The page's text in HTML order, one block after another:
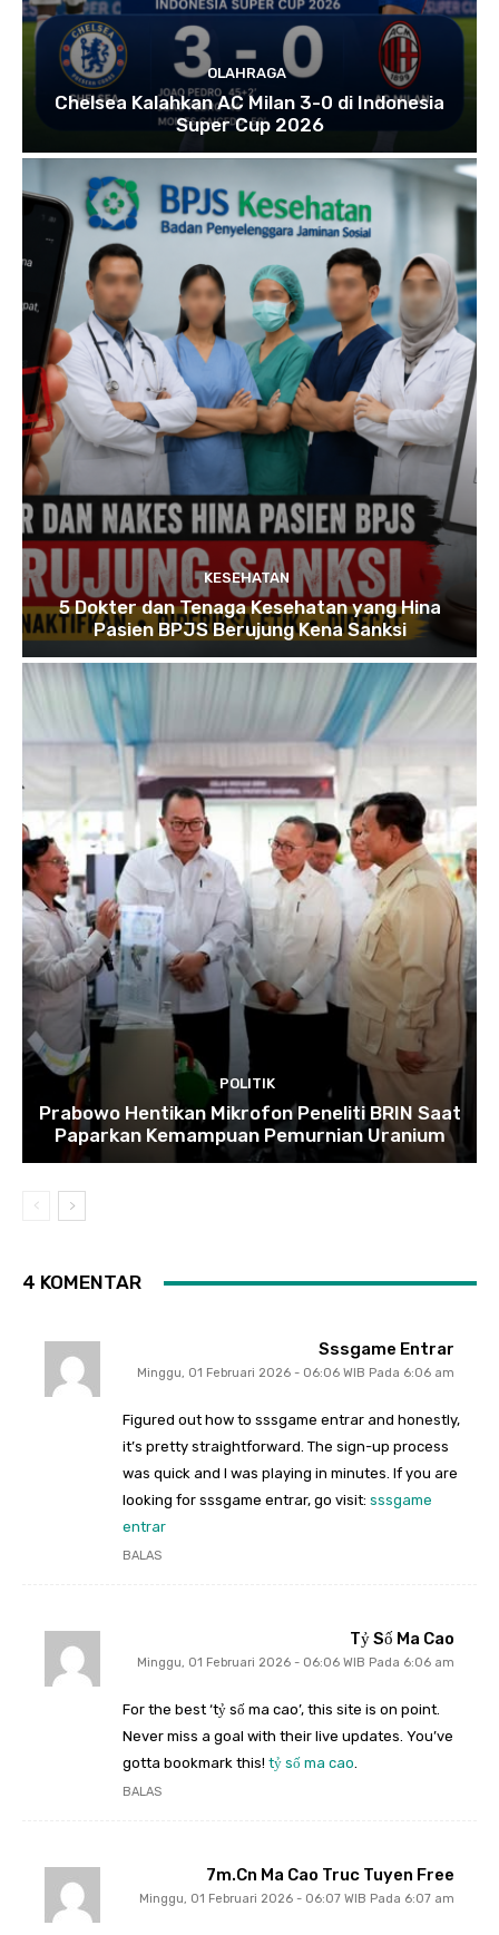
OLAHRAGA
Chelsea Kalahkan AC Milan 3-0 di Indonesia
Super Cup 2026
KESEHATAN
5 Dokter dan Tenaga Kesehatan yang Hina
Pasien BPJS Berujung Kena Sanksi
POLITIK
Prabowo Hentikan Mikrofon Peneliti BRIN Saat
Paparkan Kemampuan Pemurnian Uranium
4 KOMENTAR
Sssgame Entrar
Minggu, 01 Februari 2026 - 06:06 WIB Pada 6:06 am
Figured out how to sssgame entrar and honestly,
it’s pretty straightforward. The sign-up process
was quick and I was playing in minutes. If you are
looking for sssgame entrar, go visit: sssgame
entrar
BALAS
Tỷ Số Ma Cao
Minggu, 01 Februari 2026 - 06:06 WIB Pada 6:06 am
For the best ‘tỷ số ma cao’, this site is on point.
Never miss a goal with their live updates. You’ve
gotta bookmark this! tỷ số ma cao.
BALAS
7m.cn Ma Cao Truc Tuyen Free
Minggu, 01 Februari 2026 - 06:07 WIB Pada 6:07 am